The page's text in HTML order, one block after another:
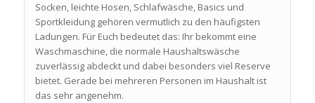
Socken, leichte Hosen, Schlafwäsche, Basics und
Sportkleidung gehören vermutlich zu den häufigsten
Ladungen. Für Euch bedeutet das: Ihr bekommt eine
Waschmaschine, die normale Haushaltswäsche
zuverlässig abdeckt und dabei besonders viel Reserve
bietet. Gerade bei mehreren Personen im Haushalt ist
das sehr angenehm.